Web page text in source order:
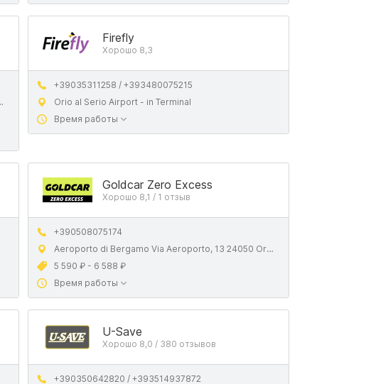
Firefly
Хорошо 8,3
+39035311258 / +393480075215
Orio al Serio Airport - in Terminal
Время работы
Goldcar Zero Excess
Хорошо 8,1 / 1 отзыв
+390508075174
Aeroporto di Bergamo Via Aeroporto, 13 24050 Orio Al Serio BG., Italy
5 590 ₽ - 6 588 ₽
Время работы
U-Save
Хорошо 8,0 / 380 отзывов
+390350642820 / +393514937872